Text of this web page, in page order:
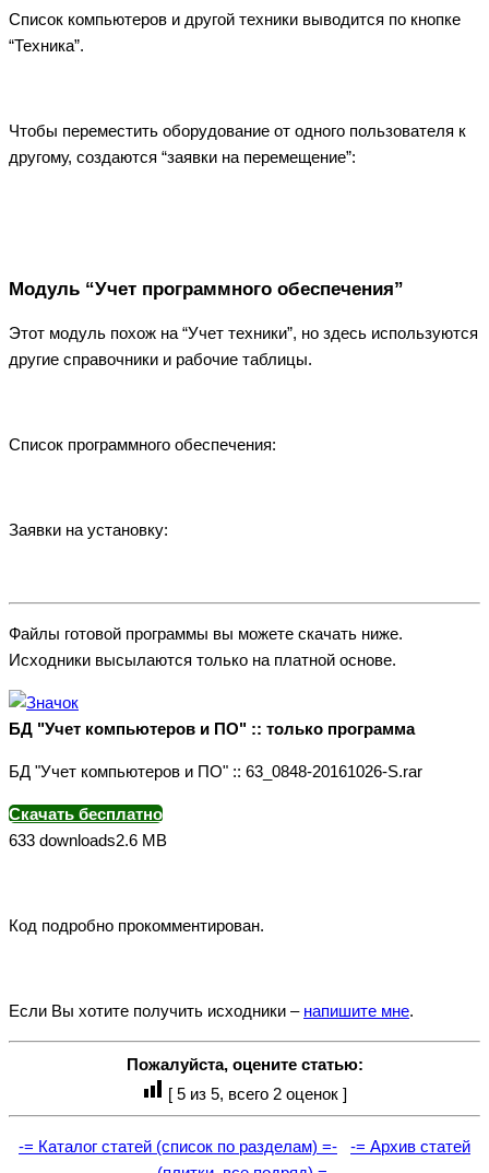
Список компьютеров и другой техники выводится по кнопке
“Техника”.
Чтобы переместить оборудование от одного пользователя к
другому, создаются “заявки на перемещение”:
Модуль “Учет программного обеспечения”
Этот модуль похож на “Учет техники”, но здесь используются
другие справочники и рабочие таблицы.
Список программного обеспечения:
Заявки на установку:
Файлы готовой программы вы можете скачать ниже.
Исходники высылаются только на платной основе.
БД "Учет компьютеров и ПО" :: только программа
БД "Учет компьютеров и ПО" :: 63_0848-20161026-S.rar
Скачать бесплатно
633 downloads2.6 MB
Код подробно прокомментирован.
Если Вы хотите получить исходники – напишите мне.
Пожалуйста, оцените статью:
[ 5 из 5, всего 2 оценок ]
-= Каталог статей (список по разделам) =-
-= Архив статей